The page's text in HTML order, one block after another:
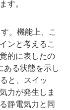
す。
。機能上、こ
ンと考えるこ
的に表したの
ある状態を示し
と、スイッ
力が発生しま
静電気力と同